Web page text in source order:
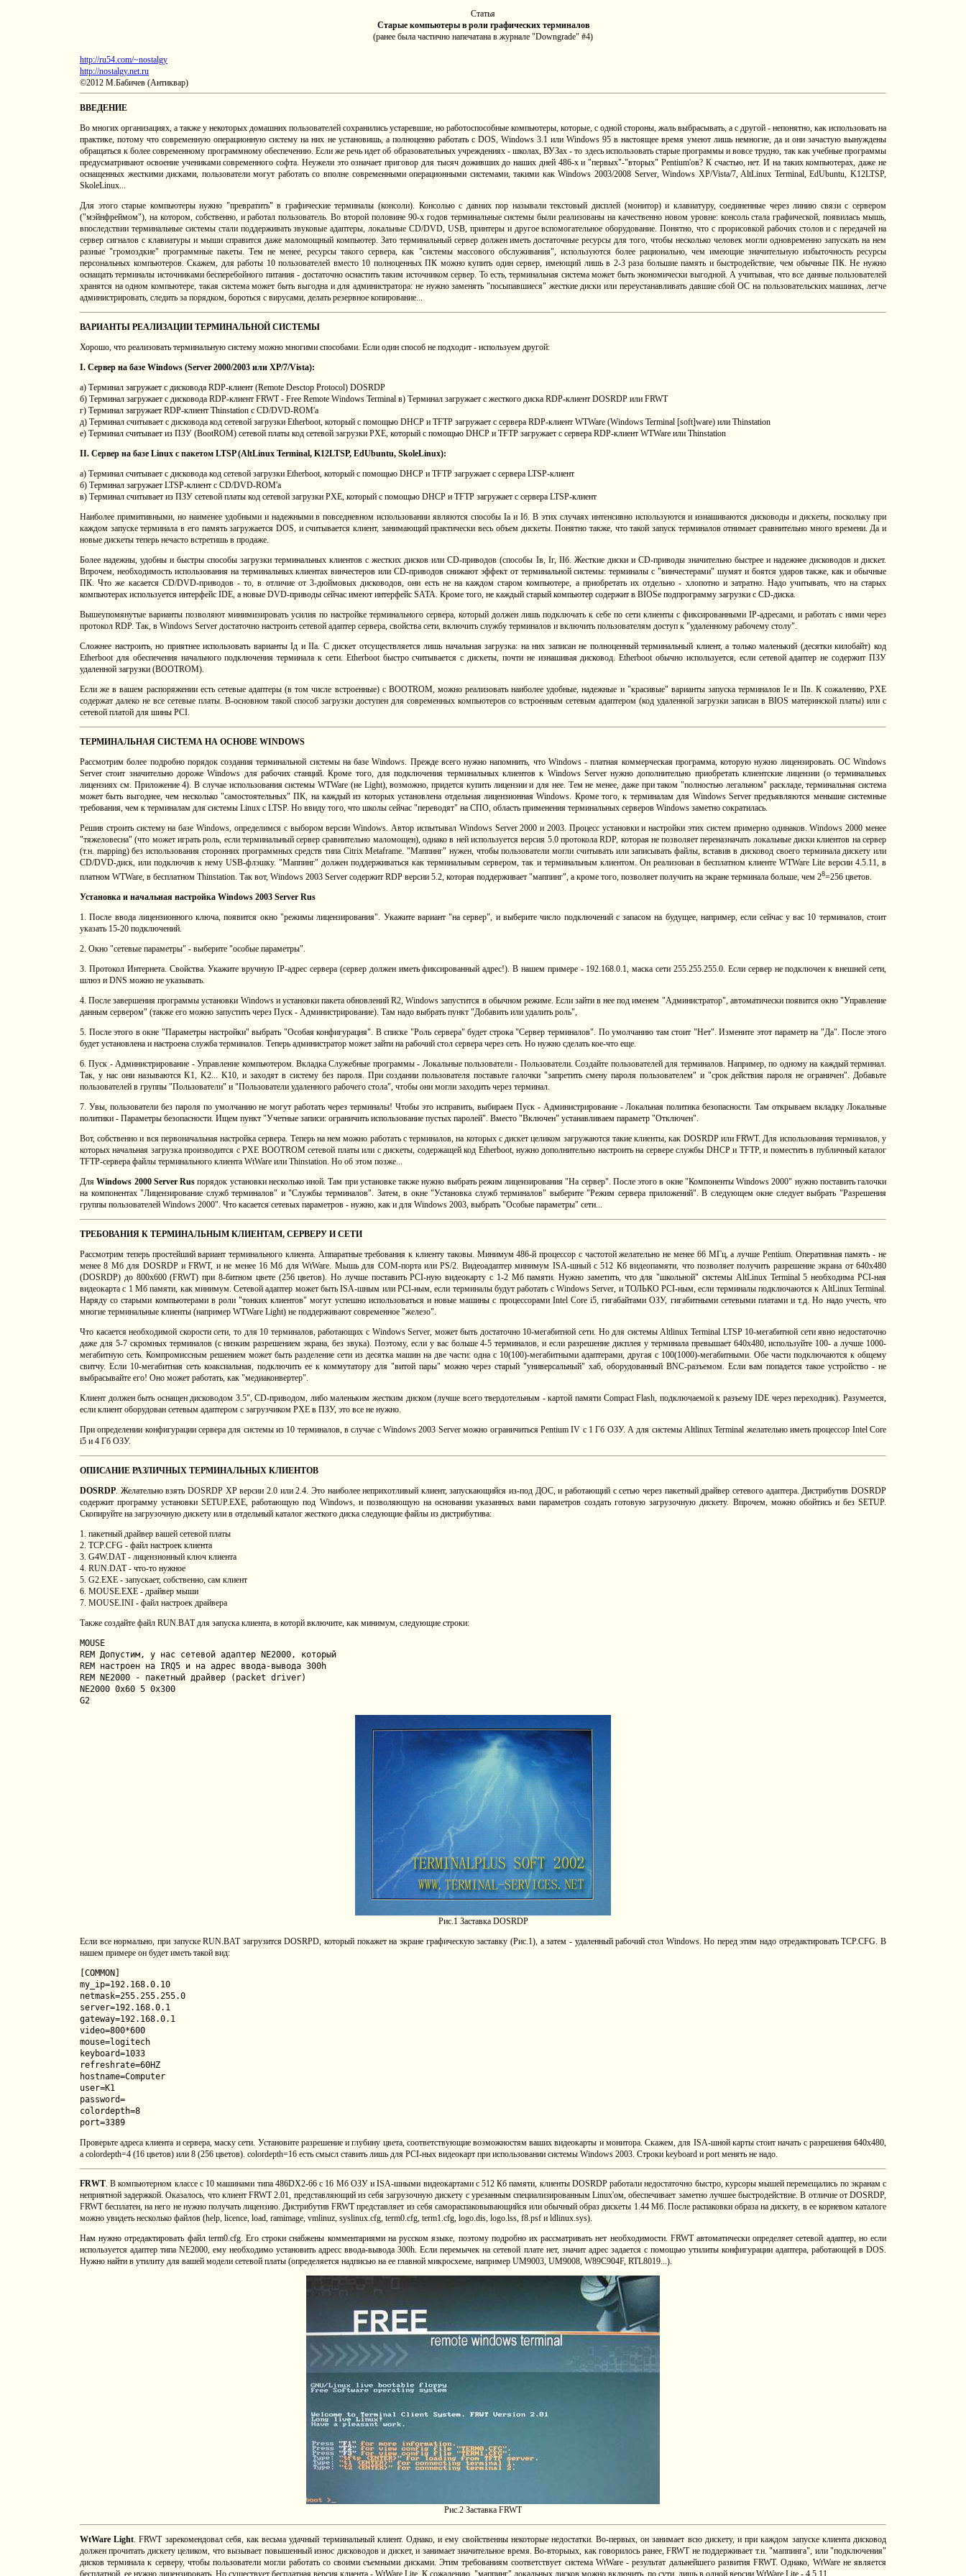
Статья
Старые компьютеры в роли графических терминалов
(ранее была частично напечатана в журнале "Downgrade" #4)
http://ru54.com/~nostalgy
http://nostalgy.net.ru
©2012 М.Бабичев (Антиквар)
ВВЕДЕНИЕ
Во многих организациях, а также у некоторых домашних пользователей сохранились устаревшие, но работоспособные компьютеры, которые, с одной стороны, жаль выбрасывать, а с другой - непонятно, как использовать на
практике, потому что современную операционную систему на них не установишь, а полноценно работать с DOS, Windows 3.1 или Windows 95 в настоящее время умеют лишь немногие, да и они зачастую вынуждены
обращаться к более современному программному обеспечению. Если же речь идет об образовательных учреждениях - школах, ВУЗах - то здесь использовать старые программы и вовсе трудно, так как учебные программы
предусматривают освоение учениками современного софта. Неужели это означает приговор для тысяч доживших до наших дней 486-х и "первых"-"вторых" Pentium'ов? К счастью, нет. И на таких компьютерах, даже не
оснащенных жесткими дисками, пользователи могут работать со вполне современными операционными системами, такими как Windows 2003/2008 Server, Windows XP/Vista/7, AltLinux Terminal, EdUbuntu, K12LTSP,
SkoleLinux...
Для этого старые компьютеры нужно "превратить" в графические терминалы (консоли). Консолью с давних пор называли текстовый дисплей (монитор) и клавиатуру, соединенные через линию связи с сервером
("мэйнфреймом"), на котором, собственно, и работал пользователь. Во второй половине 90-х годов терминальные системы были реализованы на качественно новом уровне: консоль стала графической, появилась мышь,
впоследствии терминальные системы стали поддерживать звуковые адаптеры, локальные CD/DVD, USB, принтеры и другое вспомогательное оборудование. Понятно, что с прорисовкой рабочих столов и с передачей на
сервер сигналов с клавиатуры и мыши справится даже маломощный компьютер. Зато терминальный сервер должен иметь достаточные ресурсы для того, чтобы несколько человек могли одновременно запускать на нем
разные "громоздкие" программные пакеты. Тем не менее, ресурсы такого сервера, как "системы массового обслуживания", используются более рационально, чем имеющие значительную избыточность ресурсы
персональных компьютеров. Скажем, для работы 10 пользователей вместо 10 полноценных ПК можно купить один сервер, имеющий лишь в 2-3 раза большие память и быстродействие, чем обычные ПК. Не нужно
оснащать терминалы источниками бесперебойного питания - достаточно оснастить таким источником сервер. То есть, терминальная система может быть экономически выгодной. А учитывая, что все данные пользователей
хранятся на одном компьютере, такая система может быть выгодна и для администратора: не нужно заменять "посыпавшиеся" жесткие диски или переустанавливать давшие сбой ОС на пользовательских машинах, легче
администрировать, следить за порядком, бороться с вирусами, делать резервное копирование...
ВАРИАНТЫ РЕАЛИЗАЦИИ ТЕРМИНАЛЬНОЙ СИСТЕМЫ
Хорошо, что реализовать терминальную систему можно многими способами. Если один способ не подходит - используем другой:
I. Сервер на базе Windows (Server 2000/2003 или XP/7/Vista):
а) Терминал загружает с дисковода RDP-клиент (Remote Desctop Protocol) DOSRDP
б) Терминал загружает с дисковода RDP-клиент FRWT - Free Remote Windows Terminal в) Терминал загружает с жесткого диска RDP-клиент DOSRDP или FRWT
г) Терминал загружает RDP-клиент Thinstation с CD/DVD-ROM'а
д) Терминал считывает с дисковода код сетевой загрузки Etherboot, который с помощью DHCP и TFTP загружает с сервера RDP-клиент WTWare (Windows Terminal [soft]ware) или Thinstation
е) Терминал считывает из ПЗУ (BootROM) сетевой платы код сетевой загрузки PXE, который с помощью DHCP и TFTP загружает с сервера RDP-клиент WTWare или Thinstation
II. Сервер на базе Linux с пакетом LTSP (AltLinux Terminal, K12LTSP, EdUbuntu, SkoleLinux):
а) Терминал считывает с дисковода код сетевой загрузки Etherboot, который с помощью DHCP и TFTP загружает с сервера LTSP-клиент
б) Терминал загружает LTSP-клиент с CD/DVD-ROM'а
в) Терминал считывает из ПЗУ сетевой платы код сетевой загрузки PXE, который с помощью DHCP и TFTP загружает с сервера LTSP-клиент
Наиболее примитивными, но наименее удобными и надежными в повседневном использовании являются способы Iа и Iб. В этих случаях интенсивно используются и изнашиваются дисководы и дискеты, поскольку при
каждом запуске терминала в его память загружается DOS, и считывается клиент, занимающий практически весь объем дискеты. Понятно также, что такой запуск терминалов отнимает сравнительно много времени. Да и
новые дискеты теперь нечасто встретишь в продаже.
Более надежны, удобны и быстры способы загрузки терминальных клиентов с жестких дисков или CD-приводов (способы Iв, Iг, IIб. Жесткие диски и CD-приводы значительно быстрее и надежнее дисководов и дискет.
Впрочем, необходимость использования на терминальных клиентах винчестеров или CD-приводов снижают эффект от терминальной системы: терминалы с "винчестерами" шумят и боятся ударов также, как и обычные
ПК. Что же касается CD/DVD-приводов - то, в отличие от 3-дюймовых дисководов, они есть не на каждом старом компьютере, а приобретать их отдельно - хлопотно и затратно. Надо учитывать, что на старых
компьютерах используется интерфейс IDE, а новые DVD-приводы сейчас имеют интерфейс SATA. Кроме того, не каждый старый компьютер содержит в BIOSе подпрограмму загрузки с CD-диска.
Вышеупомянутые варианты позволяют минимизировать усилия по настройке терминального сервера, который должен лишь подключать к себе по сети клиенты с фиксированными IP-адресами, и работать с ними через
протокол RDP. Так, в Windows Server достаточно настроить сетевой адаптер сервера, свойства сети, включить службу терминалов и включить пользователям доступ к "удаленному рабочему столу".
Сложнее настроить, но приятнее использовать варианты Iд и IIа. С дискет отсуществляется лишь начальная загрузка: на них записан не полноценный терминальный клиент, а только маленький (десятки килобайт) код
Etherboot для обеспечения начального подключения терминала к сети. Etherboot быстро считывается с дискеты, почти не изнашивая дисковод. Etherboot обычно используется, если сетевой адаптер не содержит ПЗУ
удаленной загрузки (BOOTROM).
Если же в вашем распоряжении есть сетевые адаптеры (в том числе встроенные) с BOOTROM, можно реализовать наиболее удобные, надежные и "красивые" варианты запуска терминалов Iе и IIв. К сожалению, PXE
содержат далеко не все сетевые платы. В-основном такой способ загрузки доступен для современных компьютеров со встроенным сетевым адаптером (код удаленной загрузки записан в BIOS материнской платы) или с
сетевой платой для шины PCI.
ТЕРМИНАЛЬНАЯ СИСТЕМА НА ОСНОВЕ WINDOWS
Рассмотрим более подробно порядок создания терминальной системы на базе Windows. Прежде всего нужно напомнить, что Windows - платная коммерческая программа, которую нужно лицензировать. ОС Windows
Server стоит значительно дороже Windows для рабочих станций. Кроме того, для подключения терминальных клиентов к Windows Server нужно дополнительно приобретать клиентские лицензии (о терминальных
лицензиях см. Приложение 4). В случае использования системы WTWare (не Light), возможно, придется купить лицензии и для нее. Тем не менее, даже при таком "полностью легальном" раскладе, терминальная система
может быть выгоднее, чем несколько "самостоятельных" ПК, на каждый из которых установлена отдельная лицензионная Windows. Кроме того, к терминалам для Windows Server предъявляются меньшие системные
требования, чем к терминалам для системы Linux с LTSP. Но ввиду того, что школы сейчас "переводят" на СПО, область применения терминальных серверов Windows заметно сократилась.
Решив строить систему на базе Windows, определимся с выбором версии Windows. Автор испытывал Windows Server 2000 и 2003. Процесс установки и настройки этих систем примерно одинаков. Windows 2000 менее
"тяжеловесна" (что может играть роль, если терминальный сервер сравнительно маломощен), однако в ней используется версия 5.0 протокола RDP, которая не позволяет переназначать локальные диски клиентов на сервер
(т.н. mapping) без использования сторонних программных средств типа Citrix Metaframe. "Маппинг" нужен, чтобы пользователи могли считывать или записывать файлы, вставив в дисковод своего терминала дискету или
CD/DVD-диск, или подключив к нему USB-флэшку. "Маппинг" должен поддерживаться как терминальным сервером, так и терминальным клиентом. Он реализован в бесплатном клиенте WTWare Lite версии 4.5.11, в
платном WTWare, в бесплатном Thinstation. Так вот, Windows 2003 Server содержит RDP версии 5.2, которая поддерживает "маппинг", а кроме того, позволяет получить на экране терминала больше, чем 28=256 цветов.
Установка и начальная настройка Windows 2003 Server Rus
1. После ввода лицензионного ключа, появится окно "режимы лицензирования". Укажите вариант "на сервер", и выберите число подключений с запасом на будущее, например, если сейчас у вас 10 терминалов, стоит
указать 15-20 подключений.
2. Окно "сетевые параметры" - выберите "особые параметры".
3. Протокол Интернета. Свойства. Укажите вручную IP-адрес сервера (сервер должен иметь фиксированный адрес!). В нашем примере - 192.168.0.1, маска сети 255.255.255.0. Если сервер не подключен к внешней сети,
шлюз и DNS можно не указывать.
4. После завершения программы установки Windows и установки пакета обновлений R2, Windows запустится в обычном режиме. Если зайти в нее под именем "Администратор", автоматически появится окно "Управление
данным сервером" (также его можно запустить через Пуск - Администрирование). Там надо выбрать пункт "Добавить или удалить роль",
5. После этого в окне "Параметры настройки" выбрать "Особая конфигурация". В списке "Роль сервера" будет строка "Сервер терминалов". По умолчанию там стоит "Нет". Измените этот параметр на "Да". После этого
будет установлена и настроена служба терминалов. Теперь администратор может зайти на рабочий стол сервера через сеть. Но нужно сделать кое-что еще.
6. Пуск - Администрирование - Управление компьютером. Вкладка Служебные программы - Локальные пользователи - Пользователи. Создайте пользователей для терминалов. Например, по одному на каждый терминал.
Так, у нас они называются K1, K2... K10, и заходят в систему без пароля. При создании пользователя поставьте галочки "запретить смену пароля пользователем" и "срок действия пароля не ограничен". Добавьте
пользователей в группы "Пользователи" и "Пользователи удаленного рабочего стола", чтобы они могли заходить через терминал.
7. Увы, пользователи без пароля по умолчанию не могут работать через терминалы! Чтобы это исправить, выбираем Пуск - Администрирование - Локальная политика безопасности. Там открываем вкладку Локальные
политики - Параметры безопасности. Ищем пункт "Учетные записи: ограничить использование пустых паролей". Вместо "Включен" устанавливаем параметр "Отключен".
Вот, собственно и вся первоначальная настройка сервера. Теперь на нем можно работать с терминалов, на которых с дискет целиком загружаются такие клиенты, как DOSRDP или FRWT. Для использования терминалов, у
которых начальная загрузка производится с PXE BOOTROM сетевой платы или с дискеты, содержащей код Etherboot, нужно дополнительно настроить на сервере службы DHCP и TFTP, и поместить в публичный каталог
TFTP-сервера файлы терминального клиента WtWare или Thinstation. Но об этом позже...
ДляWindows 2000 Server Rus порядок установки несколько иной. Там при установке также нужно выбрать режим лицензирования "На сервер". После этого в окне "Компоненты Windows 2000" нужно поставить галочки
на компонентах "Лицензирование служб терминалов" и "Службы терминалов". Затем, в окне "Установка служб терминалов" выберите "Режим сервера приложений". В следующем окне следует выбрать "Разрешения
группы пользователей Windows 2000". Что касается сетевых параметров - нужно, как и для Windows 2003, выбрать "Особые параметры" сети...
ТРЕБОВАНИЯ К ТЕРМИНАЛЬНЫМ КЛИЕНТАМ, СЕРВЕРУ И СЕТИ
Рассмотрим теперь простейший вариант терминального клиента. Аппаратные требования к клиенту таковы. Минимум 486-й процессор с частотой желательно не менее 66 МГц, а лучше Pentium. Оперативная память - не
менее 8 Мб для DOSRDP и FRWT, и не менее 16 Мб для WtWare. Мышь для COM-порта или PS/2. Видеоадаптер минимум ISA-шный с 512 Кб видеопамяти, что позволяет получить разрешение экрана от 640х480
(DOSRDP) до 800х600 (FRWT) при 8-битном цвете (256 цветов). Но лучше поставить PCI-ную видеокарту с 1-2 Мб памяти. Нужно заметить, что для "школьной" системы AltLinux Terminal 5 необходима PCI-ная
видеокарта с 1 Мб памяти, как минимум. Сетевой адаптер может быть ISA-шным или PCI-ным, если терминалы будут работать с Windows Server, и ТОЛЬКО PCI-ным, если терминалы подключаются к AltLinux Terminal.
Наряду со старыми компьютерами в роли "тонких клиентов" могут успешно использоваться и новые машины с процессорами Intel Core i5, гигабайтами ОЗУ, гигабитными сетевыми платами и т.д. Но надо учесть, что
многие терминальные клиенты (например WTWare Light) не поддерживают современное "железо".
Что касается необходимой скорости сети, то для 10 терминалов, работающих с Windows Server, может быть достаточно 10-мегабитной сети. Но для системы Altlinux Terminal LTSP 10-мегабитной сети явно недостаточно
даже для 5-7 скромных терминалов (с низким разрешением экрана, без звука). Поэтому, если у вас больше 4-5 терминалов, и если разрешение дисплея у терминала превышает 640х480, используйте 100- а лучше 1000-
мегабитную сеть. Компромиссным решением может быть разделение сети из десятка машин на две части: одна с 10(100)-мегабитными адаптерами, другая с 100(1000)-мегабитными. Обе части подключаются к общему
свитчу. Если 10-мегабитная сеть коаксиальная, подключить ее к коммутатору для "витой пары" можно через старый "универсальный" хаб, оборудованный BNC-разъемом. Если вам попадется такое устройство - не
выбрасывайте его! Оно может работать, как "медиаконвертер".
Клиент должен быть оснащен дисководом 3.5", CD-приводом, либо маленьким жестким диском (лучше всего твердотельным - картой памяти Compact Flash, подключаемой к разъему IDE через переходник). Разумеется,
если клиент оборудован сетевым адаптером с загрузчиком PXE в ПЗУ, это все не нужно.
При определении конфигурации сервера для системы из 10 терминалов, в случае с Windows 2003 Server можно ограничиться Pentium IV с 1 Гб ОЗУ. А для системы Altlinux Terminal желательно иметь процессор Intel Core
i5 и 4 Гб ОЗУ.
ОПИСАНИЕ РАЗЛИЧНЫХ ТЕРМИНАЛЬНЫХ КЛИЕНТОВ
DOSRDP. Желательно взять DOSRDP XP версии 2.0 или 2.4. Это наиболее неприхотливый клиент, запускающийся из-под ДОС, и работающий с сетью через пакетный драйвер сетевого адаптера. Дистрибутив DOSRDP
содержит программу установки SETUP.EXE, работающую под Windows, и позволяющую на основании указанных вами параметров создать готовую загрузочную дискету. Впрочем, можно обойтись и без SETUP.
Скопируйте на загрузочную дискету или в отдельный каталог жесткого диска следующие файлы из дистрибутива:
1. пакетный драйвер вашей сетевой платы
2. TCP.CFG - файл настроек клиента
3. G4W.DAT - лицензионный ключ клиента
4. RUN.DAT - что-то нужное
5. G2.EXE - запускает, собственно, сам клиент
6. MOUSE.EXE - драйвер мыши
7. MOUSE.INI - файл настроек драйвера
Также создайте файл RUN.BAT для запуска клиента, в которй включите, как минимум, следующие строки:
MOUSE
REM Допустим, у нас сетевой адаптер NE2000, который
REM настроен на IRQ5 и на адрес ввода-вывода 300h
REM NE2000 - пакетный драйвер (packet driver)
NE2000 0x60 5 0x300
G2
Рис.1 Заставка DOSRDP
Если все нормально, при запуске RUN.BAT загрузится DOSRPD, который покажет на экране графическую заставку (Рис.1), а затем - удаленный рабочий стол Windows. Но перед этим надо отредактировать TCP.CFG. В
нашем примере он будет иметь такой вид:
[COMMON]
my_ip=192.168.0.10
netmask=255.255.255.0
server=192.168.0.1
gateway=192.168.0.1
video=800*600
mouse=logitech
keyboard=1033
refreshrate=60HZ
hostname=Computer
user=K1
password=
colordepth=8
port=3389
Проверьте адреса клиента и сервера, маску сети. Установите разрешение и глубину цвета, соответствующие возможностям ваших видеокарты и монитора. Скажем, для ISA-шной карты стоит начать с разрешения 640x480,
а colordepth=4 (16 цветов) или 8 (256 цветов). colordepth=16 есть смысл ставить лишь для PCI-ных видеокарт при использовании системы Windows 2003. Строки keyboard и port менять не надо.
FRWT. В компьютерном классе с 10 машинами типа 486DX2-66 с 16 Мб ОЗУ и ISA-шными видеокартами с 512 Кб памяти, клиенты DOSRDP работали недостаточно быстро, курсоры мышей перемещались по экранам с
неприятной задержкой. Оказалось, что клиент FRWT 2.01, представляющий из себя загрузочную дискету с урезанным специализированным Linux'ом, обеспечивает заметно лучшее быстродействие. В отличие от DOSRDP,
FRWT бесплатен, на него не нужно получать лицензию. Дистрибутив FRWT представляет из себя самораспаковывающийся или обычный образ дискеты 1.44 Мб. После распаковки образа на дискету, в ее корневом каталоге
можно увидеть несколько файлов (help, licence, load, ramimage, vmlinuz, syslinux.cfg, term0.cfg, term1.cfg, logo.dis, logo.lss, f8.psf и ldlinux.sys).
Нам нужно отредактировать файл term0.cfg. Его строки снабжены комментариями на русском языке, поэтому подробно их рассматривать нет необходимости. FRWT автоматически определяет сетевой адаптер, но если
используется адаптер типа NE2000, ему необходимо установить адресс ввода-вывода 300h. Если перемычек на сетевой плате нет, значит адрес задается с помощью утилиты конфигурации адаптера, работающей в DOS.
Нужно найти в утилиту для вашей модели сетевой платы (определяется надписью на ее главной микросхеме, например UM9003, UM9008, W89C904F, RTL8019...).
Рис.2 Заставка FRWT
WtWare Light. FRWT зарекомендовал себя, как весьма удачный терминальный клиент. Однако, и ему свойственны некоторые недостатки. Во-первых, он занимает всю дискету, и при каждом запуске клиента дисковод
должен прочитать дискету целиком, что вызывает повышенный износ дисководов и дискет, и занимает значительное время. Во-вторыых, как говорилось ранее, FRWT не поддерживает т.н. "маппинга", или "подключения"
дисков терминала к серверу, чтобы пользователи могли работать со своими съемными дисками. Этим требованиям соответствует система WtWare - результат дальнейшего развития FRWT. Однако, WtWare не является
бесплатной, ее нужно лицензировать. Но существует бесплатная версия клиента - WtWare Lite. К сожалению, "маппинг" локальных дисков можно включить, по сути, лишь в одной версии WtWare Lite - 4.5.11.